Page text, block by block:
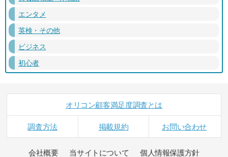
エンタメ
英検・その他
ビジネス
初心者
オリコン顧客満足度調査とは
調査方法 掲載規約 お問い合わせ
会社概要 当サイトについて 個人情報保護方針